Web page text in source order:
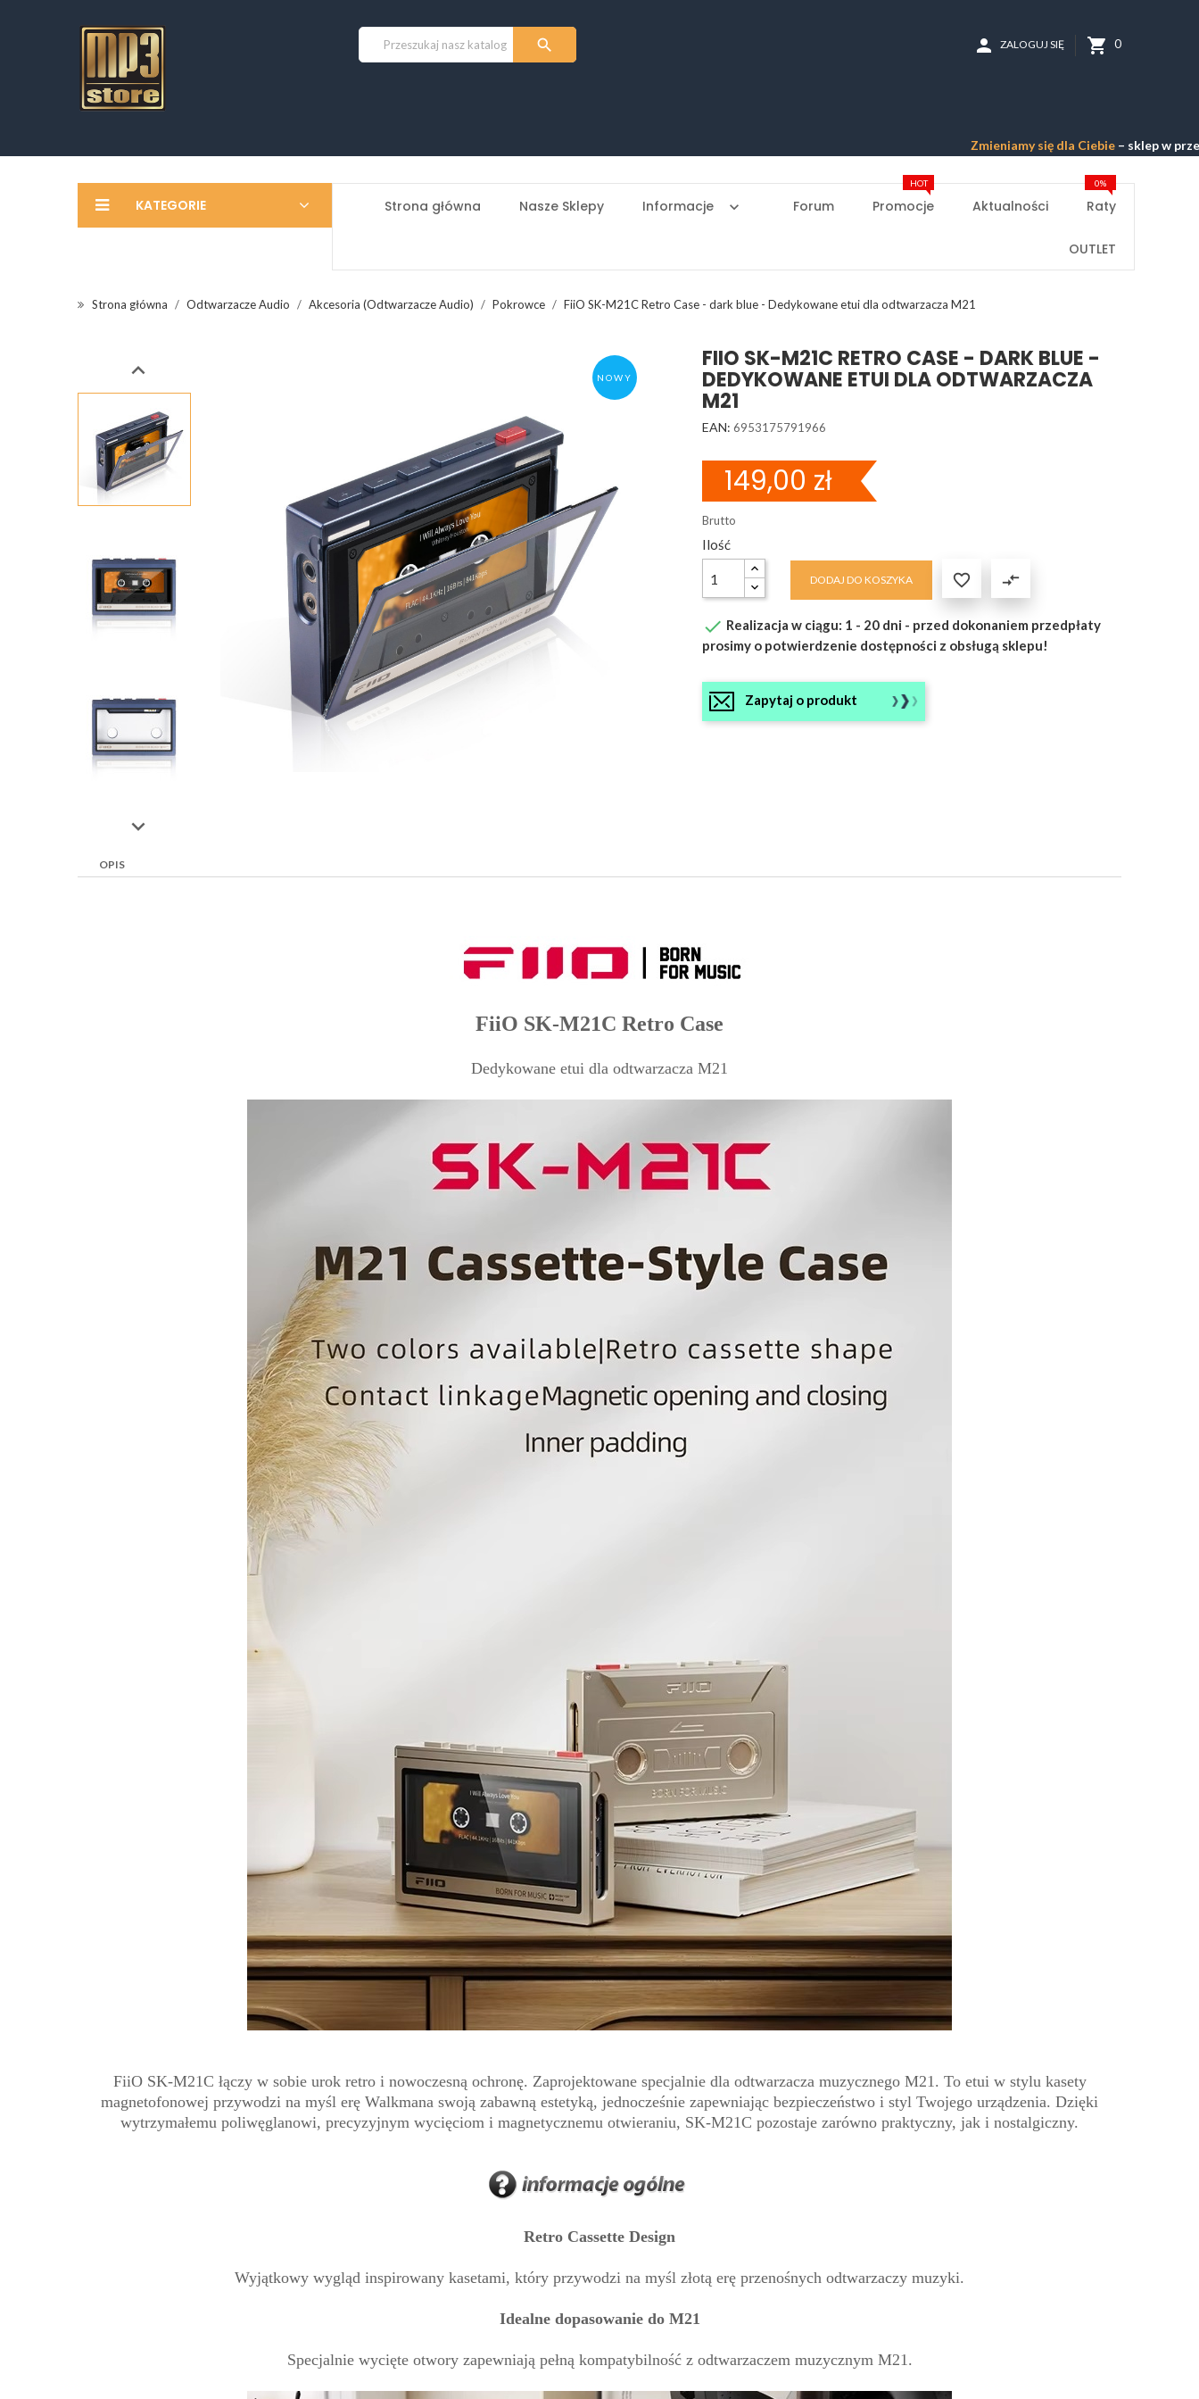
 shopping_cart 0
person ZALOGUJ SIĘ
Zmieniamy się dla Ciebie– sklep w przebudowie –
KATEGORIE Strona główna Nasze Sklepy Informacje keyboard_arrow_down Forum Promocje
HOT
Aktualności Raty
0%
OUTLET
Strona główna Odtwarzacze Audio Akcesoria (Odtwarzacze Audio) Pokrowce FiiO SK-M21C Retro Case - dark blue - Dedykowane etui dla odtwarzacza M21


NOWY
FIIO SK-M21C RETRO CASE - DARK BLUE -
DEDYKOWANE ETUI DLA ODTWARZACZA
M21
EAN: 6953175791966
149,00 zł
Brutto
Ilość
DODAJ DO KOSZYKA  compare_arrows
 Realizacja w ciągu: 1 - 20 dni - przed dokonaniem przedpłaty
prosimy o potwierdzenie dostępności z obsługą sklepu!
Zapytaj o produkt
OPIS
FiiO SK-M21C Retro Case
Dedykowane etui dla odtwarzacza M21
FiiO SK-M21C łączy w sobie urok retro i nowoczesną ochronę. Zaprojektowane specjalnie dla odtwarzacza muzycznego M21. To etui w stylu kasety
magnetofonowej przywodzi na myśl erę Walkmana swoją zabawną estetyką, jednocześnie zapewniając bezpieczeństwo i styl Twojego urządzenia. Dzięki
wytrzymałemu poliwęglanowi, precyzyjnym wycięciom i magnetycznemu otwieraniu, SK-M21C pozostaje zarówno praktyczny, jak i nostalgiczny.
Retro Cassette Design
Wyjątkowy wygląd inspirowany kasetami, który przywodzi na myśl złotą erę przenośnych odtwarzaczy muzyki.
Idealne dopasowanie do M21
Specjalnie wycięte otwory zapewniają pełną kompatybilność z odtwarzaczem muzycznym M21.